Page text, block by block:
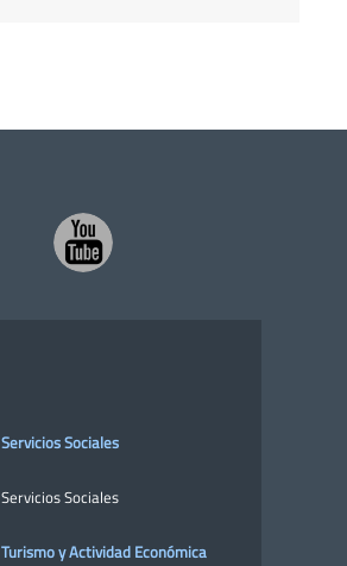
Servicios Sociales
Servicios Sociales
Turismo y Actividad Económica